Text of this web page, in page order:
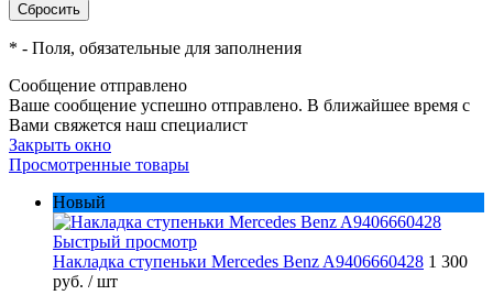
* - Поля, обязательные для заполнения
Сообщение отправлено
Ваше сообщение успешно отправлено. В ближайшее время с
Вами свяжется наш специалист
Закрыть окно
Просмотренные товары
Новый
Быстрый просмотр
Накладка ступеньки Mercedes Benz A9406660428 1 300
руб. / шт